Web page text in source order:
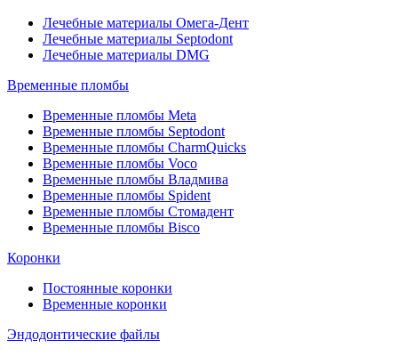
Лечебные материалы Омега-Дент
Лечебные материалы Septodont
Лечебные материалы DMG
Временные пломбы
Временные пломбы Meta
Временные пломбы Septodont
Временные пломбы CharmQuicks
Временные пломбы Voco
Временные пломбы Владмива
Временные пломбы Spident
Временные пломбы Стомадент
Временные пломбы Bisco
Коронки
Постоянные коронки
Временные коронки
Эндодонтические файлы